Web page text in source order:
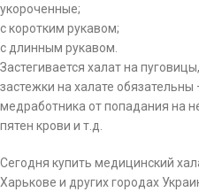
укороченные;
с коротким рукавом;
с длинным рукавом.
Застегивается халат на
застежки на халате
медработника от попадания на
пятен крови и т.д.
Сегодня купить медицинский
Харькове и других городах